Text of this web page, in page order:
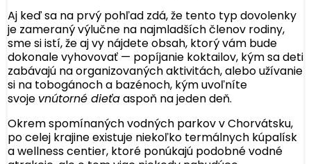
Aj keď sa na prvý pohľad zdá, že tento typ dovolenky
je zameraný výlučne na najmladších členov rodiny,
sme si istí, že aj vy nájdete obsah, ktorý vám bude
dokonale vyhovovať — popíjanie koktailov, kým sa deti
zabávajú na organizovaných aktivitách, alebo užívanie
si na tobogánoch a bazénoch, kým uvoľníte
svoje vnútorné dieťaaspoň na jeden deň.
Okrem spomínaných vodných parkov v Chorvátsku,
po celej krajine existuje niekoľko termálnych kúpalísk
a wellness centier, ktoré ponúkajú podobné vodné